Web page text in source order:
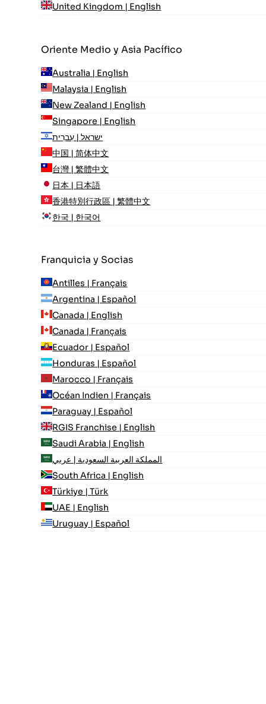
United Kingdom | English
Oriente Medio y Asia Pacífico
Australia | English
Malaysia | English
New Zealand | English
Singapore | English
ישראל | עִברִית
中国 | 简体中文
台灣 | 繁體中文
日本 | 日本語
香港特別行政區 | 繁體中文
한국 | 한국어
Franquicia y Socias
Antilles | Français
Argentina | Español
Canada | English
Canada | Français
Ecuador | Español
Honduras | Español
Marocco | Français
Océan Indien | Français
Paraguay | Español
RGIS Franchise | English
Saudi Arabia | English
المملكة العربية السعودية | عربي
South Africa | English
Türkiye | Türk
UAE | English
Uruguay | Español